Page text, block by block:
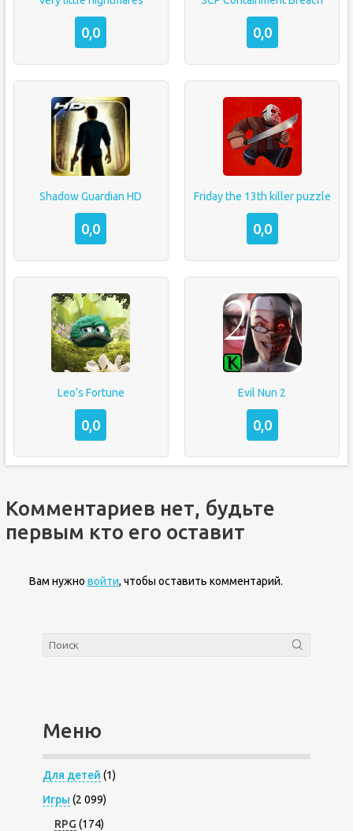
0,0 0,0
Shadow Guardian HD
0,0
Friday the 13th killer puzzle
0,0
Leo’s Fortune
0,0
Evil Nun 2
0,0
Комментариев нет, будьте
первым кто его оставит
Вам нужно войти, чтобы оставить комментарий.
Меню
Для детей (1)
Игры (2 099)
RPG (174)